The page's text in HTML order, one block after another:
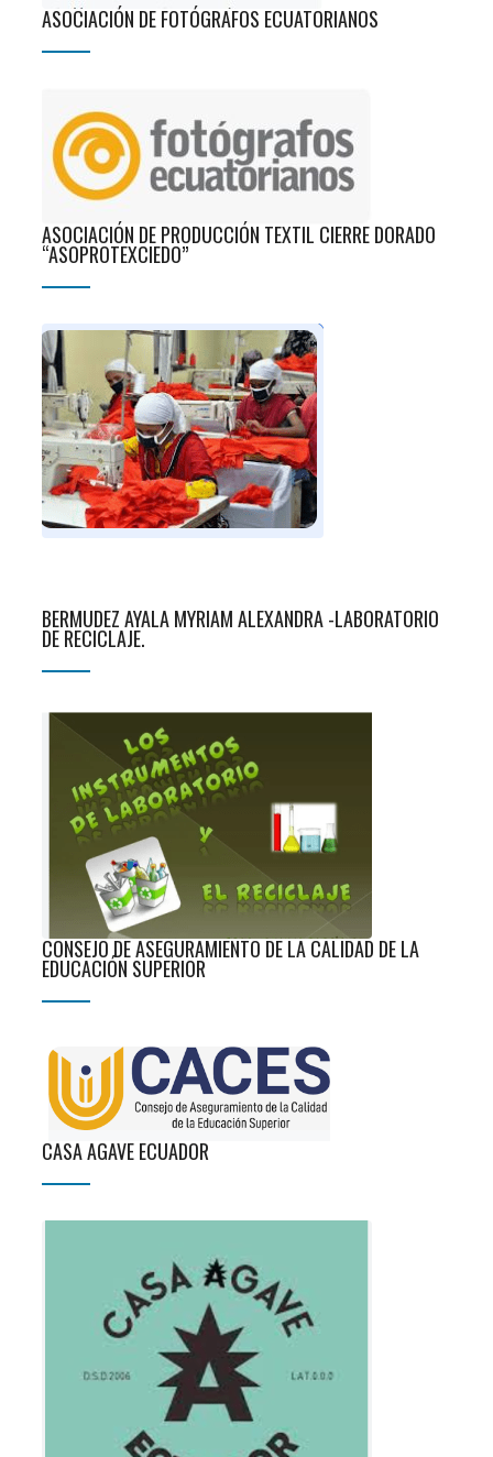
ASOCIACIÓN DE FOTÓGRAFOS ECUATORIANOS
ASOCIACIÓN DE PRODUCCIÓN TEXTIL CIERRE DORADO
“ASOPROTEXCIEDO”
BERMUDEZ AYALA MYRIAM ALEXANDRA -LABORATORIO
DE RECICLAJE.
CONSEJO DE ASEGURAMIENTO DE LA CALIDAD DE LA
EDUCACIÓN SUPERIOR
CASA AGAVE ECUADOR